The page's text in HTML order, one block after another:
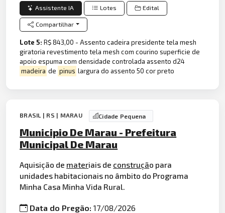
Assistente IA Lotes Edital
Compartilhar
Lote 5:R$ 843,00 - Assento cadeira presidente tela mesh
giratoria revestimento tela mesh com courino superficie de
apoio espuma com densidade controlada assento d24
madeira de pinus largura do assento 50 cor preto
BRASIL | RS | MARAU Cidade Pequena
Municipio De Marau - Prefeitura
Municipal De Marau
Aquisição de materiais de construção para
unidades habitacionais no âmbito do Programa
Minha Casa Minha Vida Rural.
Data do Pregão:17/08/2026